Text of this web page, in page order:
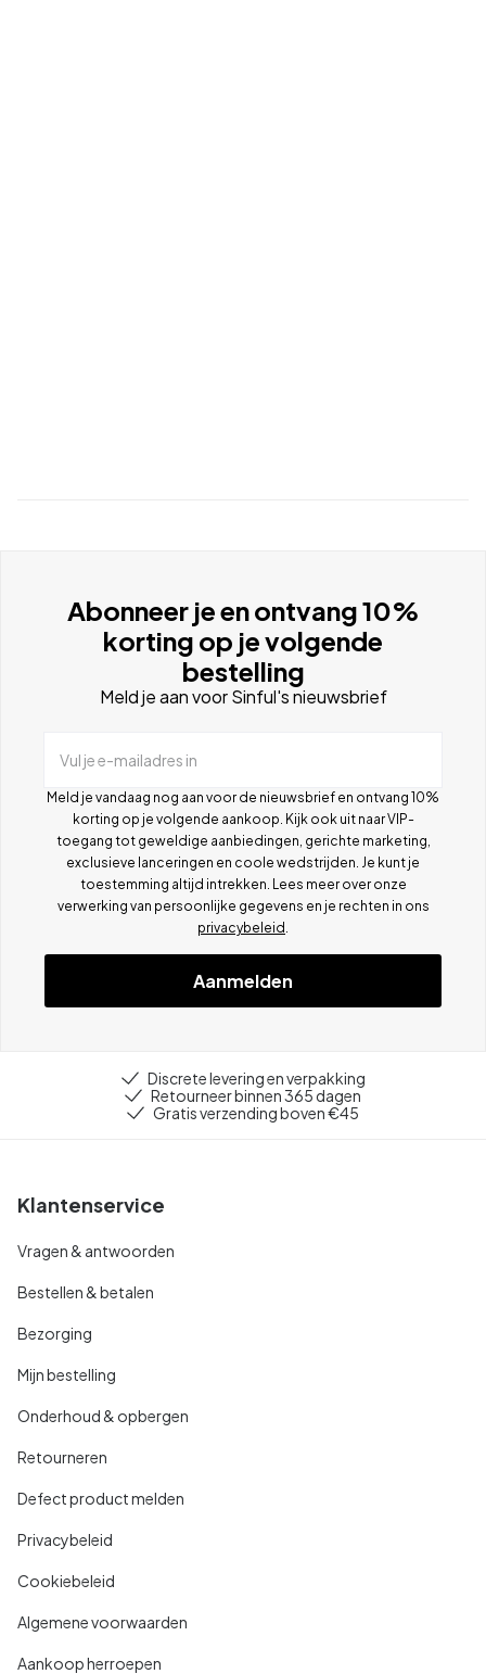
Abonneer je en ontvang 10%
korting op je volgende
bestelling
Meld je aan voor Sinful's nieuwsbrief
Vul je e-mailadres in
Meld je vandaag nog aan voor de nieuwsbrief en ontvang 10%
korting op je volgende aankoop. Kijk ook uit naar VIP-
toegang tot geweldige aanbiedingen, gerichte marketing,
exclusieve lanceringen en coole wedstrijden. Je kunt je
toestemming altijd intrekken. Lees meer over onze
verwerking van persoonlijke gegevens en je rechten in ons
privacybeleid
Aanmelden
Discrete levering en verpakking
Retourneer binnen 365 dagen
Gratis verzending boven €45
Klantenservice
Vragen & antwoorden
Bestellen & betalen
Bezorging
Mijn bestelling
Onderhoud & opbergen
Retourneren
Defect product melden
Privacybeleid
Cookiebeleid
Algemene voorwaarden
Aankoop herroepen